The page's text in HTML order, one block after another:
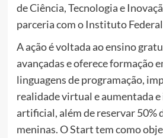
de Ciência, Tecnologia e
parceria com o Instituto Federal
A ação é voltada ao ensino
avançadas e oferece formação
linguagens de programação,
realidade virtual e aumentada
artificial, além de reservar 50%
meninas. O Start tem como